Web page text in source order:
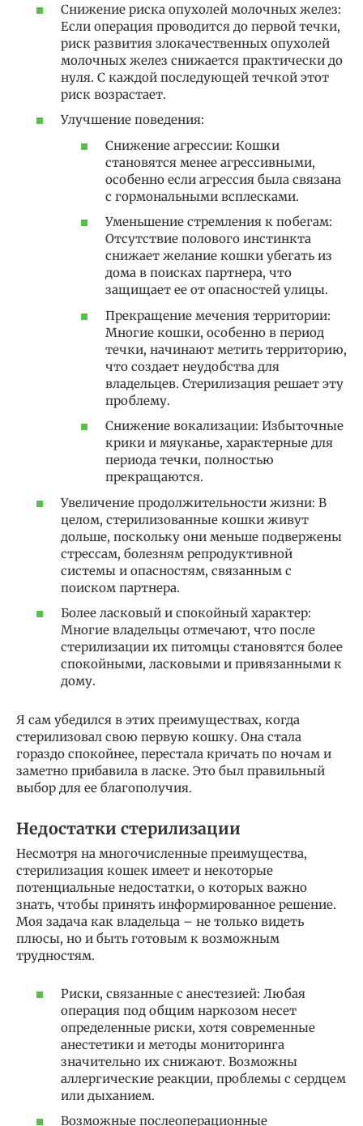
Снижение риска опухолей молочных желез:
Если операция проводится до первой течки,
риск развития злокачественных опухолей
молочных желез снижается практически до
нуля. С каждой последующей течкой этот
риск возрастает.
Улучшение поведения:
Снижение агрессии: Кошки
становятся менее агрессивными,
особенно если агрессия была связана
с гормональными всплесками.
Уменьшение стремления к побегам:
Отсутствие полового инстинкта
снижает желание кошки убегать из
дома в поисках партнера, что
защищает ее от опасностей улицы.
Прекращение мечения территории:
Многие кошки, особенно в период
течки, начинают метить территорию,
что создает неудобства для
владельцев. Стерилизация решает эту
проблему.
Снижение вокализации: Избыточные
крики и мяуканье, характерные для
периода течки, полностью
прекращаются.
Увеличение продолжительности жизни: В
целом, стерилизованные кошки живут
дольше, поскольку они меньше подвержены
стрессам, болезням репродуктивной
системы и опасностям, связанным с
поиском партнера.
Более ласковый и спокойный характер:
Многие владельцы отмечают, что после
стерилизации их питомцы становятся более
спокойными, ласковыми и привязанными к
дому.
Я сам убедился в этих преимуществах, когда
стерилизовал свою первую кошку. Она стала
гораздо спокойнее, перестала кричать по ночам и
заметно прибавила в ласке. Это был правильный
выбор для ее благополучия.
Недостатки стерилизации
Несмотря на многочисленные преимущества,
стерилизация кошек имеет и некоторые
потенциальные недостатки, о которых важно
знать, чтобы принять информированное решение.
Моя задача как владельца – не только видеть
плюсы, но и быть готовым к возможным
трудностям.
Риски, связанные с анестезией: Любая
операция под общим наркозом несет
определенные риски, хотя современные
анестетики и методы мониторинга
значительно их снижают. Возможны
аллергические реакции, проблемы с сердцем
или дыханием.
Возможные послеоперационные